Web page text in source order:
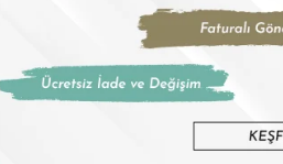
₺68.513,44